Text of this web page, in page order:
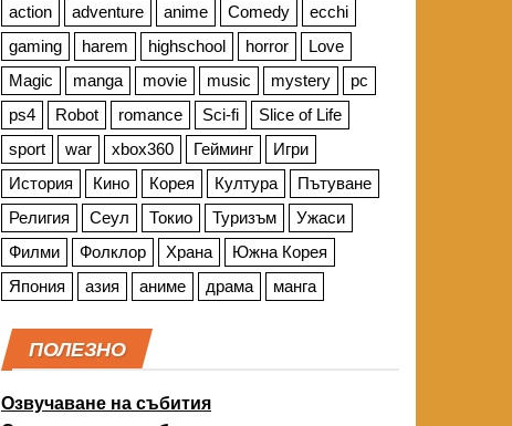
action adventure anime Comedy
ecchi
gaming
harem highschool horror
Love
Magic
manga movie music mystery
pc
ps4
Robot romance Sci-fi
Slice of Life
sport
war xbox360 Гейминг
Игри
История
Кино Корея Култура
Пътуване
Религия
Сеул Токио Туризъм
Ужаси
Филми
Фолклор Храна
Южна Корея
Япония
азия аниме драма манга
ПОЛЕЗНО
Озвучаване на събития